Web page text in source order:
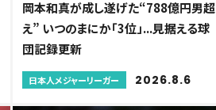
岡本和真が成し遂げた“788億円男超
え” いつのまにか「3位」...見据える球
団記録更新
日本人メジャーリーガー 2026.8.6